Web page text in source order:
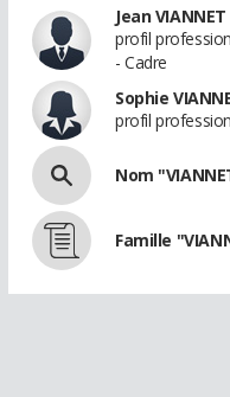
Jean VIANNET
profil
- Cadre
Sophie
profil
Nom
Famille